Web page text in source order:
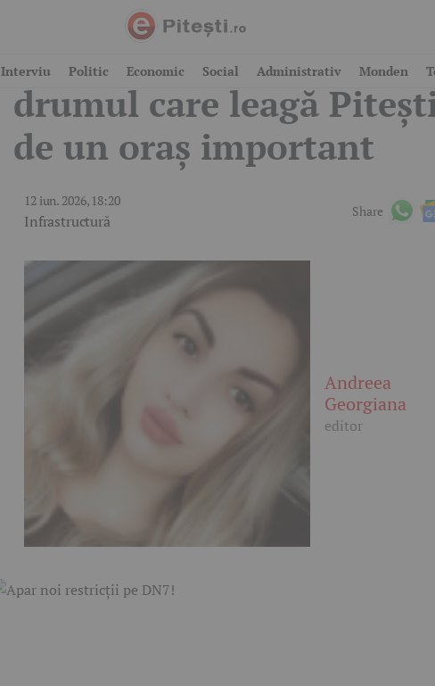
Interviu Politic Economic Social Administrativ Monden
Coșmar pentru șoferi pe
drumul care leagă
de un oraș important
12 iun. 2026, 18:20
Infrastructură
Share
Andreea
Georgiana
editor